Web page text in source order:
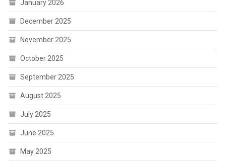
January 2026
December 2025
November 2025
October 2025
September 2025
August 2025
July 2025
June 2025
May 2025